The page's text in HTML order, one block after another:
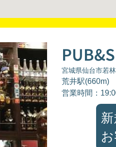
宮城県仙台市若
荒井駅(660m)
営業時間：